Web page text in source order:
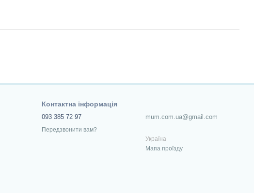
Контактна інформація
093 385 72 97
Передзвонити вам?
mum.com.ua@gmail.com
Україна
Мапа проїзду